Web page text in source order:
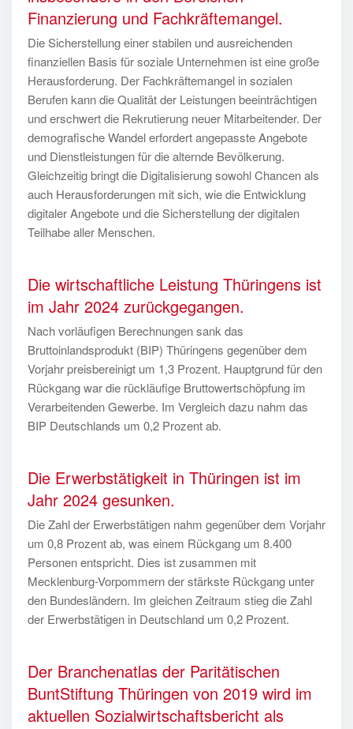
Finanzierung und Fachkräftemangel.
Die Sicherstellung einer stabilen und ausreichenden
finanziellen Basis für soziale Unternehmen ist eine große
Herausforderung. Der Fachkräftemangel in sozialen
Berufen kann die Qualität der Leistungen beeinträchtigen
und erschwert die Rekrutierung neuer Mitarbeitender. Der
demografische Wandel erfordert angepasste Angebote
und Dienstleistungen für die alternde Bevölkerung.
Gleichzeitig bringt die Digitalisierung sowohl Chancen als
auch Herausforderungen mit sich, wie die Entwicklung
digitaler Angebote und die Sicherstellung der digitalen
Teilhabe aller Menschen.
Die wirtschaftliche Leistung Thüringens ist
im Jahr 2024 zurückgegangen.
Nach vorläufigen Berechnungen sank das
Bruttoinlandsprodukt (BIP) Thüringens gegenüber dem
Vorjahr preisbereinigt um 1,3 Prozent. Hauptgrund für den
Rückgang war die rückläufige Bruttowertschöpfung im
Verarbeitenden Gewerbe. Im Vergleich dazu nahm das
BIP Deutschlands um 0,2 Prozent ab.
Die Erwerbstätigkeit in Thüringen ist im
Jahr 2024 gesunken.
Die Zahl der Erwerbstätigen nahm gegenüber dem Vorjahr
um 0,8 Prozent ab, was einem Rückgang um 8.400
Personen entspricht. Dies ist zusammen mit
Mecklenburg-Vorpommern der stärkste Rückgang unter
den Bundesländern. Im gleichen Zeitraum stieg die Zahl
der Erwerbstätigen in Deutschland um 0,2 Prozent.
Der Branchenatlas der Paritätischen
BuntStiftung Thüringen von 2019 wird im
aktuellen Sozialwirtschaftsbericht als